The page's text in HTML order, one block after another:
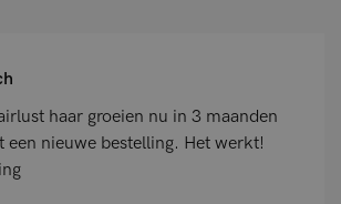
haar groeien nu in 3 maanden
een nieuwe bestelling. Het werkt!